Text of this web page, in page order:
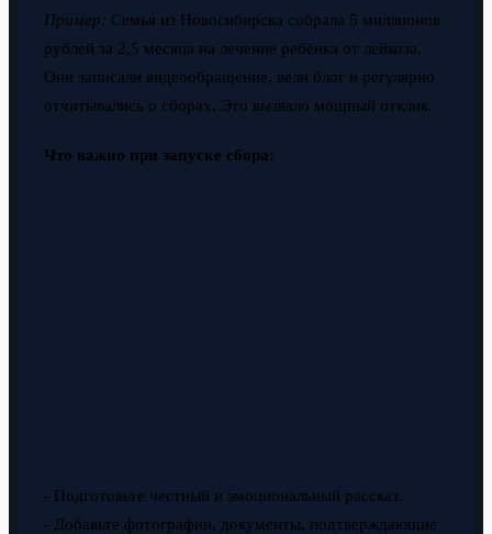
Пример: Семья из Новосибирска собрала 5 миллионов
рублей за 2,5 месяца на лечение ребёнка от лейкоза.
Они записали видеообращение, вели блог и регулярно
отчитывались о сборах. Это вызвало мощный отклик.
Что важно при запуске сбора:
- Подготовьте честный и эмоциональный рассказ.
- Добавьте фотографии, документы, подтверждающие